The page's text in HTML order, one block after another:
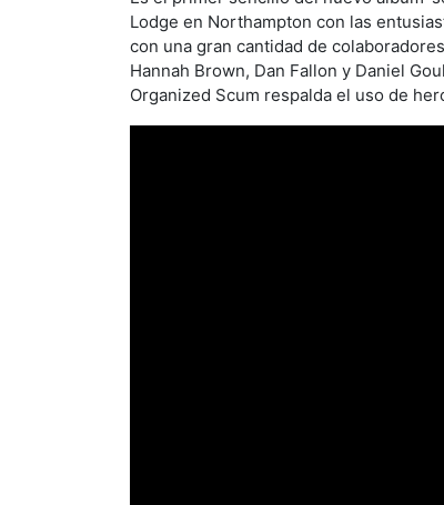
Lodge en Northampton con las
con una gran cantidad de
Hannah Brown, Dan Fallon y Daniel
Organized Scum respalda el uso de